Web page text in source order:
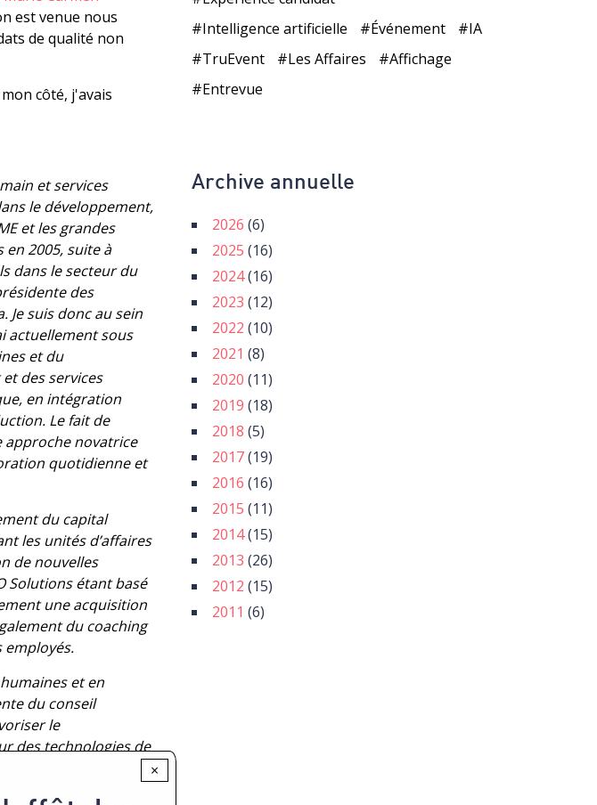
est venue nous
de qualité non
côté, j'avais
et services
le développement,
et les grandes
en 2005, suite à
dans le secteur du
des
Je suis donc au sein
actuellement sous
et du
des services
en intégration
Le fait de
approche novatrice
quotidienne et
du capital
les unités d’affaires
de nouvelles
Solutions étant basé
une acquisition
du coaching
employés.
et en
du conseil
le
des technologies de
Intelligence artificielle
Événement
IA
TruEvent
Les Affaires
Affichage
Entrevue
Archive annuelle
2026 (6)
2025 (16)
2024(16)
2023 (12)
2022 (10)
2021 (8)
2020 (11)
2019 (18)
2018 (5)
2017(19)
2016 (16)
2015 (11)
2014(15)
2013 (26)
2012 (15)
2011 (6)
×